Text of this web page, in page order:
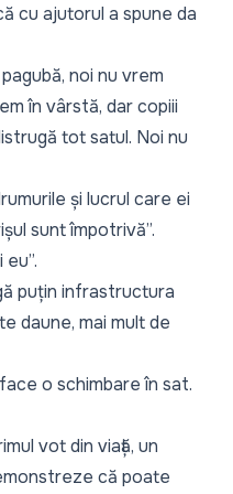
cu ajutorul a spune da
noi nu vrem
în vârstă, dar copiii
tot satul. Noi nu
și lucrul care ei
sunt împotrivă”.
puțin infrastructura
daune, mai mult de
o schimbare în sat.
vot din viață, un
că poate